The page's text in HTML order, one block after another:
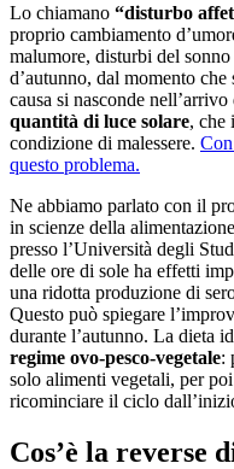
Lo chiamano “disturbo
proprio cambiamento
malumore, disturbi del
d’autunno, dal momento
causa si nasconde
quantità di luce solare, che
condizione di malessere.
questo problema.
Ne abbiamo parlato con il
in scienze della
presso l’Università degli
delle ore di sole ha effetti
una ridotta produzione di
Questo può spiegare
durante l’autunno. La dieta
regime ovo-pesco-vegetale:
solo alimenti vegetali, per
ricominciare il ciclo
Cos’è la reverse